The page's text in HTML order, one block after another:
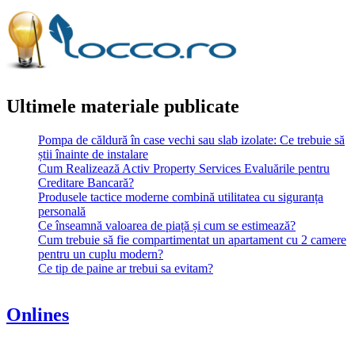
Ultimele materiale publicate
Pompa de căldură în case vechi sau slab izolate: Ce trebuie să
știi înainte de instalare
Cum Realizează Activ Property Services Evaluările pentru
Creditare Bancară?
Produsele tactice moderne combină utilitatea cu siguranța
personală
Ce înseamnă valoarea de piață și cum se estimează?
Cum trebuie să fie compartimentat un apartament cu 2 camere
pentru un cuplu modern?
Ce tip de paine ar trebui sa evitam?
Onlines